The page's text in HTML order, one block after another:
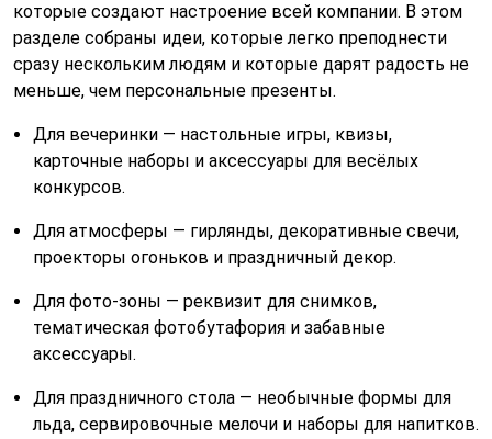
которые создают настроение всей компании. В этом
разделе собраны идеи, которые легко преподнести
сразу нескольким людям и которые дарят радость не
меньше, чем персональные презенты.
Для вечеринки — настольные игры, квизы,
карточные наборы и аксессуары для весёлых
конкурсов.
Для атмосферы — гирлянды, декоративные свечи,
проекторы огоньков и праздничный декор.
Для фото-зоны — реквизит для снимков,
тематическая фотобутафория и забавные
аксессуары.
Для праздничного стола — необычные формы для
льда, сервировочные мелочи и наборы для напитков.